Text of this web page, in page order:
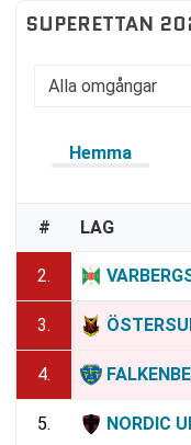
SUPERETTAN
Hemma
# LAG
2.
3.
4.
5. NORDIC